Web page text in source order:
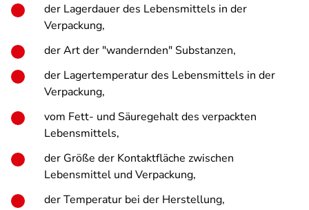
der Lagerdauer des Lebensmittels in der
Verpackung,
der Art der "wandernden" Substanzen,
der Lagertemperatur des Lebensmittels in der
Verpackung,
vom Fett- und Säuregehalt des verpackten
Lebensmittels,
der Größe der Kontaktfläche zwischen
Lebensmittel und Verpackung,
der Temperatur bei der Herstellung,